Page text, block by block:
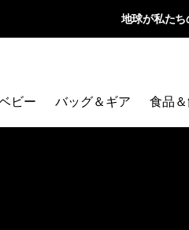
地球が私た
ビー バッグ＆ギア 食品